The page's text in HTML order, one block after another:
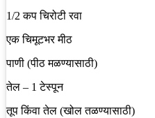
1/2 कप चिरोटी रवा
एक चिमूटभर मीठ
पाणी (पीठ मळण्यासाठी)
तेल – 1 टेस्पून
तूप किंवा तेल (खोल तळण्यासाठी)